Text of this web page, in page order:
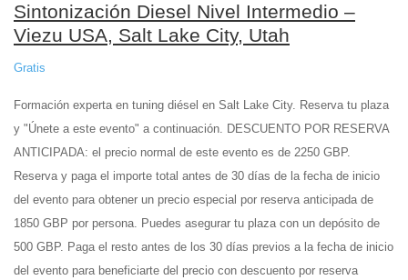
Sintonización Diesel Nivel Intermedio –
Viezu USA, Salt Lake City, Utah
Gratis
Formación experta en tuning diésel en Salt Lake City. Reserva tu plaza
y "Únete a este evento" a continuación. DESCUENTO POR RESERVA
ANTICIPADA: el precio normal de este evento es de 2250 GBP.
Reserva y paga el importe total antes de 30 días de la fecha de inicio
del evento para obtener un precio especial por reserva anticipada de
1850 GBP por persona. Puedes asegurar tu plaza con un depósito de
500 GBP. Paga el resto antes de los 30 días previos a la fecha de inicio
del evento para beneficiarte del precio con descuento por reserva